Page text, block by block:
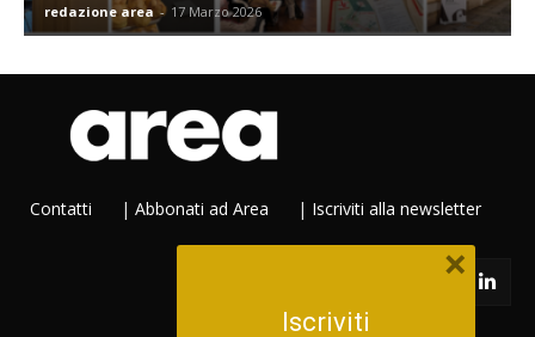
redazione area - 17 Marzo 2026
Contatti | Abbonati ad Area | Iscriviti alla newsletter
Iscriviti
×